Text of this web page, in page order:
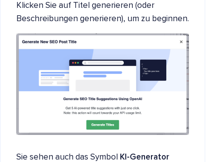
Klicken Sie auf Titel generieren (oder
Beschreibungen generieren), um zu beginnen.
Sie sehen auch das Symbol
KI-Generator